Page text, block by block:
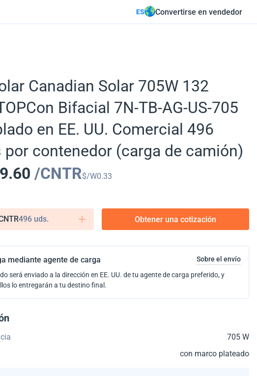
ES Convertirse en vendedor
Canadian Solar 705W 132
Bifacial 7N-TB-AG-US-705
en EE. UU. Comercial 496
por contenedor (carga de camión)
/CNTR$/W0.33
496 uds. Obtener una cotización
mediante agente de carga
Sobre el envío
será enviado a la dirección en EE. UU. de tu agente de carga preferido, y
lo entregarán a tu destino final.
705 W
con marco plateado